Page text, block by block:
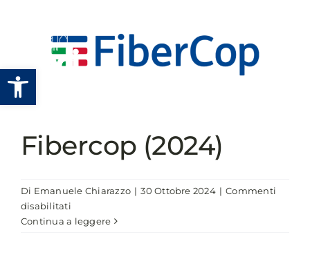
Apri la barra degli strumenti
contenuto
Fibercop (2024)
Di Emanuele Chiarazzo | 30 Ottobre 2024 | Commenti
disabilitatisu
Fibercop
Continua a leggere